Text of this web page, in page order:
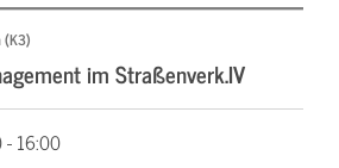
(K3)
im Straßenverk.IV
16:00